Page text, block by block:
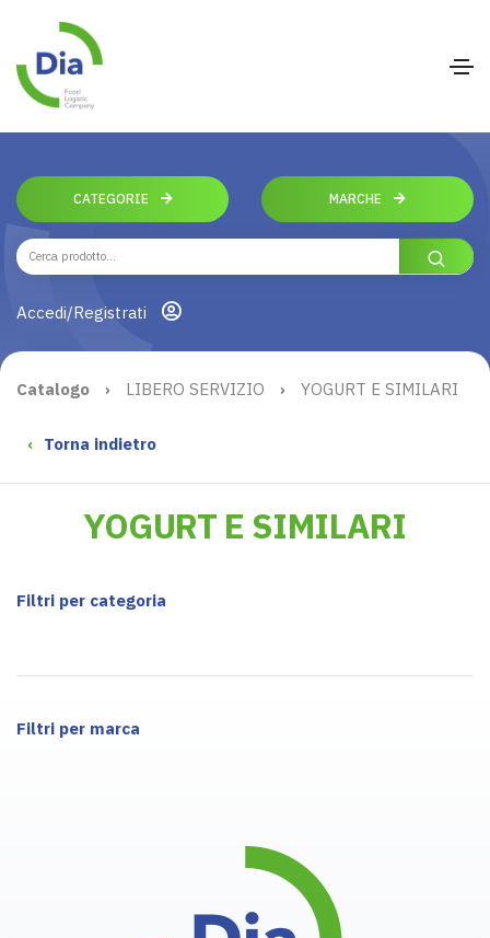
CATEGORIE MARCHE
Accedi/Registrati
Catalogo › LIBERO SERVIZIO › YOGURT E SIMILARI
‹ Torna indietro
YOGURT E SIMILARI
Filtri per categoria
Filtri per marca